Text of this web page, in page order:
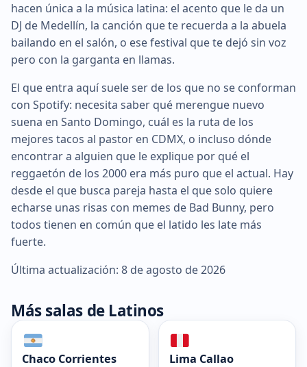
hacen única a la música latina: el acento que le da un
DJ de Medellín, la canción que te recuerda a la abuela
bailando en el salón, o ese festival que te dejó sin voz
pero con la garganta en llamas.
El que entra aquí suele ser de los que no se conforman
con Spotify: necesita saber qué merengue nuevo
suena en Santo Domingo, cuál es la ruta de los
mejores tacos al pastor en CDMX, o incluso dónde
encontrar a alguien que le explique por qué el
reggaetón de los 2000 era más puro que el actual. Hay
desde el que busca pareja hasta el que solo quiere
echarse unas risas con memes de Bad Bunny, pero
todos tienen en común que el latido les late más
fuerte.
Última actualización: 8 de agosto de 2026
Más salas de Latinos
Chaco Corrientes Lima Callao